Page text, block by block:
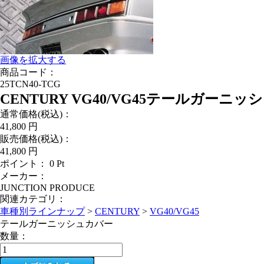
画像を拡大する
商品コード：
25TCN40-TCG
CENTURY VG40/VG45テールガーニッ
通常価格(税込)：
41,800 円
販売価格(税込)：
41,800 円
ポイント： 0 Pt
メーカー：
JUNCTION PRODUCE
関連カテゴリ：
車種別ラインナップ> CENTURY > VG40/VG45
テールガーニッシュカバー
数量：